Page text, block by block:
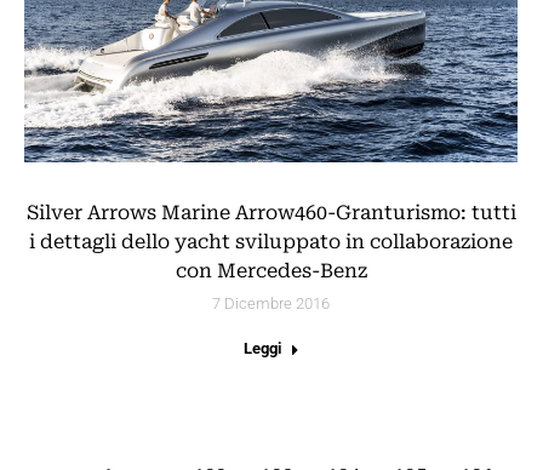
Silver Arrows Marine Arrow460-Granturismo: tutti
i dettagli dello yacht sviluppato in collaborazione
con Mercedes-Benz
7 Dicembre 2016
Leggi